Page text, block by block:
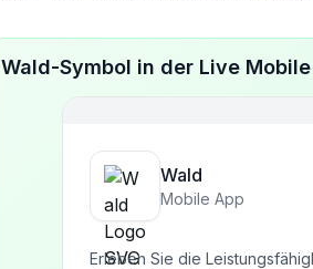
Wald-Symbol in der Live
Wald
Mobile App
Erleben Sie die